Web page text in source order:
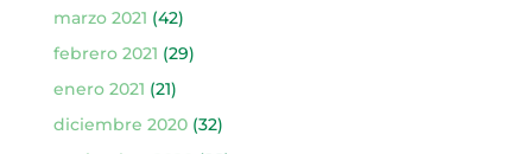
marzo 2021 (42)
febrero 2021 (29)
enero 2021 (21)
diciembre 2020(32)